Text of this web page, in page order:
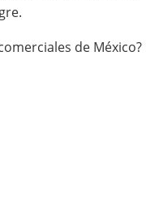
de México?